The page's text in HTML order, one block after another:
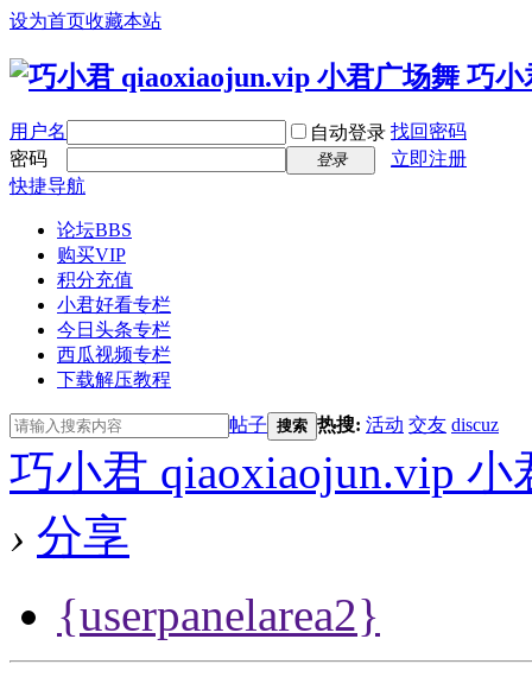
设为首页收藏本站
用户名 自动登录 找回密码
密码
登录
立即注册
快捷导航
论坛BBS
购买VIP
积分充值
小君好看专栏
今日头条专栏
西瓜视频专栏
下载解压教程
帖子 搜索 热搜: 活动 交友 discuz
巧小君 qiaoxiaojun.vip
› 分享
{userpanelarea2}